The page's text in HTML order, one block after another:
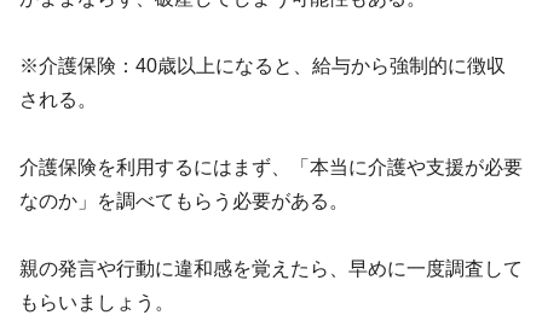
※介護保険：40歳以上になると、給与から強制的に徴収
される。
介護保険を利用するにはまず、「本当に介護や支援が必要
なのか」を調べてもらう必要がある。
親の発言や行動に違和感を覚えたら、早めに一度調査して
もらいましょう。